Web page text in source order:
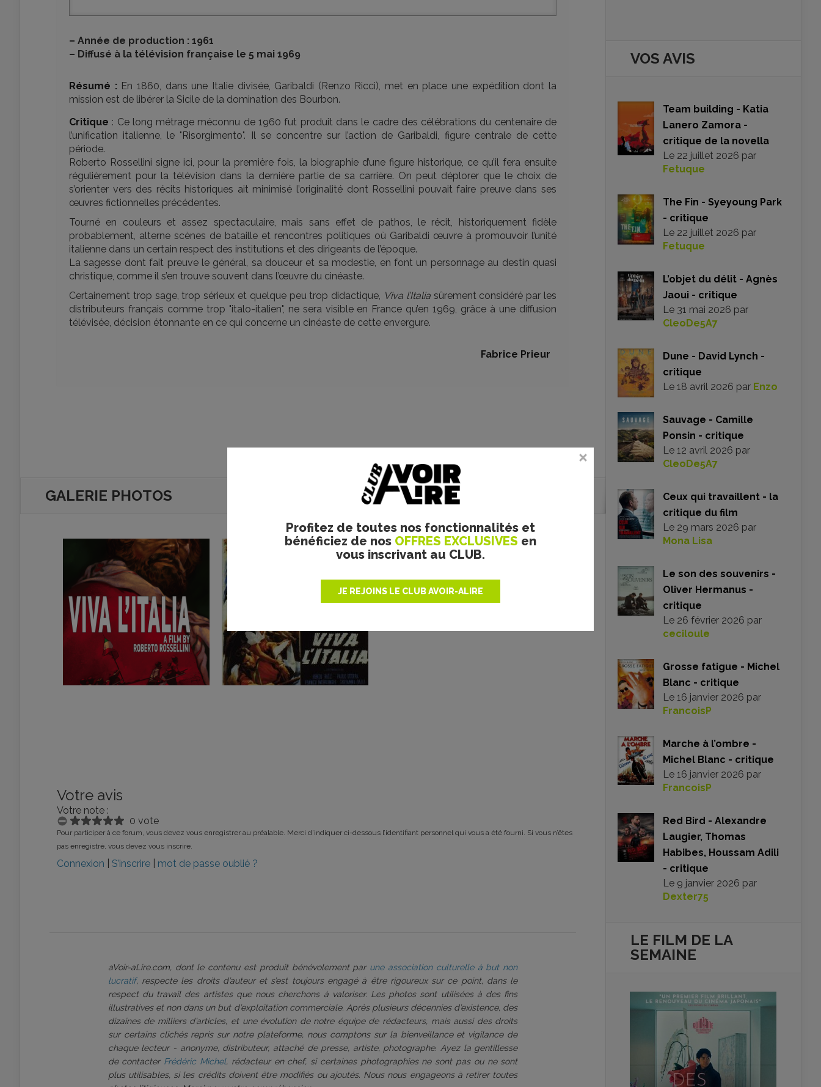
Profitez de toutes nos fonctionnalités et
bénéficiez de nos OFFRES EXCLUSIVES en
vous inscrivant au CLUB.
JE REJOINS LE CLUB AVOIR-ALIRE
– Année de production : 1961
– Diffusé à la télévision française le 5 mai 1969
Résumé : En 1860, dans une Italie divisée, Garibaldi (Renzo Ricci), met en place une expédition dont la
mission est de libérer la Sicile de la domination des Bourbon.
Critique : Ce long métrage méconnu de 1960 fut produit dans le cadre des célébrations du centenaire de
l’unification italienne, le "Risorgimento". Il se concentre sur l’action de Garibaldi, figure centrale de cette
période.
Roberto Rossellini signe ici, pour la première fois, la biographie d’une figure historique, ce qu’il fera ensuite
régulièrement pour la télévision dans la dernière partie de sa carrière. On peut déplorer que le choix de
s’orienter vers des récits historiques ait minimisé l’originalité dont Rossellini pouvait faire preuve dans ses
œuvres fictionnelles précédentes.
Tourné en couleurs et assez spectaculaire, mais sans effet de pathos, le récit, historiquement fidèle
probablement, alterne scènes de bataille et rencontres politiques où Garibaldi œuvre à promouvoir l’unité
italienne dans un certain respect des institutions et des dirigeants de l’époque.
La sagesse dont fait preuve le général, sa douceur et sa modestie, en font un personnage au destin quasi
christique, comme il s’en trouve souvent dans l’œuvre du cinéaste.
Certainement trop sage, trop sérieux et quelque peu trop didactique, Viva l’Italiasûrement considéré par les
distributeurs français comme trop "italo-italien", ne sera visible en France qu’en 1969, grâce à une diffusion
télévisée, décision étonnante en ce qui concerne un cinéaste de cette envergure.
Fabrice Prieur
GALERIE PHOTOS
Votre avis
Votre note :
0 vote
Pour participer à ce forum, vous devez vous enregistrer au préalable. Merci d’indiquer ci-dessous l’identifiant personnel qui vous a été fourni. Si vous n’êtes
pas enregistré, vous devez vous inscrire.
Connexion S’inscrire mot de passe oublié ?
aVoir-aLire.com, dont le contenu est produit bénévolement par une association culturelle à but non
lucratif, respecte les droits d’auteur et s’est toujours engagé à être rigoureux sur ce point, dans le
respect du travail des artistes que nous cherchons à valoriser. Les photos sont utilisées à des fins
illustratives et non dans un but d’exploitation commerciale. Après plusieurs décennies d’existence, des
dizaines de milliers d’articles, et une évolution de notre équipe de rédacteurs, mais aussi des droits
sur certains clichés repris sur notre plateforme, nous comptons sur la bienveillance et vigilance de
chaque lecteur - anonyme, distributeur, attaché de presse, artiste, photographe. Ayez la gentillesse
de contacter Frédéric Michel, rédacteur en chef, si certaines photographies ne sont pas ou ne sont
plus utilisables, si les crédits doivent être modifiés ou ajoutés. Nous nous engageons à retirer toutes
VOS AVIS
Team building - Katia
Lanero Zamora -
critique de la novella
Le 22 juillet 2026 par
Fetuque
The Fin - Syeyoung Park
- critique
Le 22 juillet 2026 par
Fetuque
L’objet du délit - Agnès
Jaoui - critique
Le 31 mai 2026 par
CleoDe5A7
Dune - David Lynch -
critique
Le 18 avril 2026 par Enzo
Sauvage - Camille
Ponsin - critique
Le 12 avril 2026 par
CleoDe5A7
Ceux qui travaillent - la
critique du film
Le 29 mars 2026 par
Mona Lisa
Le son des souvenirs -
Oliver Hermanus -
critique
Le 26 février 2026 par
ceciloule
Grosse fatigue - Michel
Blanc - critique
Le 16 janvier 2026 par
FrancoisP
Marche à l’ombre -
Michel Blanc - critique
Le 16 janvier 2026 par
FrancoisP
Red Bird - Alexandre
Laugier, Thomas
Habibes, Houssam Adili
- critique
Le 9 janvier 2026 par
Dexter75
LE FILM DE LA
SEMAINE